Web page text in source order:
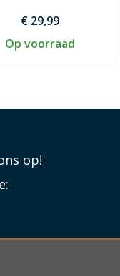
€ 29,99
Op voorraad
op!